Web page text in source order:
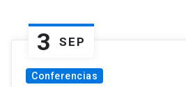
3 SEP
Conferencias